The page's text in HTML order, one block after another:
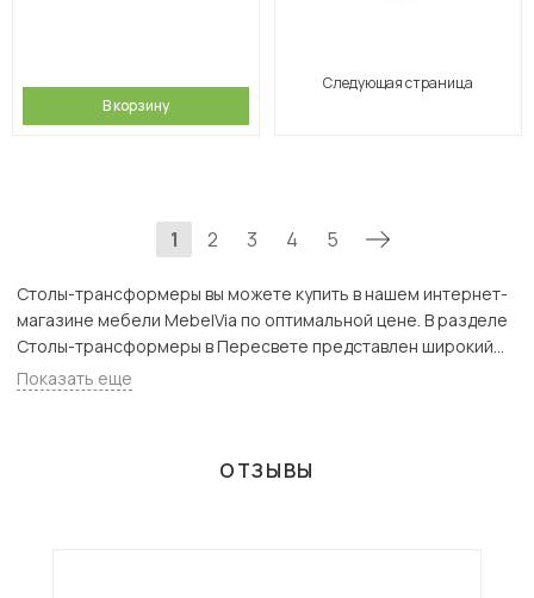
В корзину
Следующая страница
1 2 3 4 5
Столы-трансформеры вы можете купить в нашем интернет-
магазине мебели MebelVia по оптимальной цене. В разделе
Столы-трансформеры в Пересвете представлен широкий
ассортимент товаров с доставкой в Москве и Подмосковью,
включая Пересвет. Всего товаров в категории «Столы-
Показать еще
ОТЗЫВЫ